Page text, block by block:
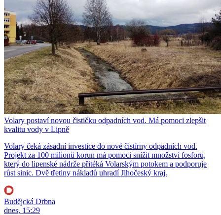
Volary postaví novou čističku odpadních vod. Má pomoci zlepšit
kvalitu vody v Lipně
Volary čeká zásadní investice do nové čistírny odpadních vod.
Projekt za 100 milionů korun má pomoci snížit množství fosforu,
který do lipenské nádrže přitéká Volarským potokem a podporuje
růst sinic. Dvě třetiny nákladů uhradí Jihočeský kraj.
Budějcká Drbna
dnes, 15:29